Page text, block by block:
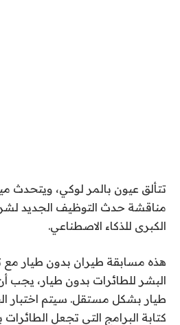
تتألق عيون بالمر لوكي، ويتحدث
مناقشة حدث التوظيف الجديد
الكبرى للذكاء الاصطناعي.
هذه مسابقة طيران بدون طيار مع
البشر للطائرات بدون طيار، يجب
طيار بشكل مستقل. سيتم اختبار
كتابة البرامج التي تجعل